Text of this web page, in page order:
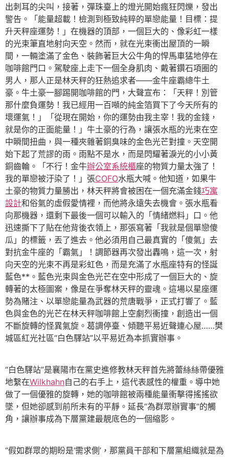
出刺耳的尖叫，接著，彈珠臺上的燈光開始瘋狂閃爍，發出
警告。「能量超載！檢測到極致純粹的單戀能量！目標：提
升天秤座運勢！」在機器的頂部，一個巨大的、像彩虹一樣
的光束筆直地射向天空。然而，就在光束衝出屋頂的一瞬
間，一輛塗滿了金色、裝飾著巨大公牛角的悍馬車猛地停在
咖啡館門口。駕駛座上走下一個全身肌肉、戴著鑽石項圈的
男人，那人正是林天秤的狂熱追求者——金牛座霸總牛土
豪。牛土豪一腳踢開咖啡館的門，大聲宣布：「天秤！別管
那什麼負運勢！我已經用一百噸的純金箔買下了今天所有的
壞運氣！」「從現在開始，你的運勢由我主宰！我的金錢，
就是你的正面能量！」牛土豪的行為，讓張水瓶的光束在空
中瞬間扭曲，與一種夾雜著銅臭味的金色光芒對撞。天空開
始下起了荒謬的雨。雨點不是水，而是閃耀著淚光的小小黃
銅齒輪。「不行！金牛辦公室系統櫃座的物質力量太強了！
我的單戀被汙染了！」張COFO水瓶大喊。他知道，如果牛
土豪的物質力量勝出，林天秤將會被困在一個充滿金錢巧寓
設計和俗氣的虛假愛情裡，而他將永遠失去機會。張水瓶看
向那機器，還剩下最後一個可以輸入的「情緒燃料」口。他
迅速撕下了貼在他背後衣領上，那張寫著「我就是個單戀傻
瓜」的標籤，丟了進去。他必須用自己最真實的「傻氣」去
對抗金牛座的「霸氣」！調節器再次發出轟鳴，這一次，射
向天空的光束不再是彩虹色，而是充滿了水瓶座特有的怪誕
藍色**。藍色光束與金色光芒在空中形成了一個巨大的、旋
轉著的太極圖案，像是在爭奪林天秤的靈魂。這場以星座運
勢為賭注、以單戀能量為武器的荒唐戰爭，正式打響了。藍
色與金色的光芒在林天秤咖啡館上空劇烈衝撞，創造出一個
不斷旋轉的怪異氣旋。葛調停臺、傾聽平易近聲連心屋……樊
城區紅光社區“白色驛站”以平易近為本抓實辦事。
“白色驛站”是襄陽市在黨史進修教林天秤首先將蕾絲絲帶優雅
地繫在Wilkhahn自己的右手上，這代表感性的權重。導中她
做了一個優雅的旋轉，她的咖啡館被兩種能量衝擊得搖搖欲
墜，但她卻感到前所未有的平靜。延長“為群眾辦實事”的觸
角，讓辦事成為下層黨建最靚底色的一個縮影。
“假如群眾的期盼是‘需求側’，那黨員干部和下層黨組織就是為